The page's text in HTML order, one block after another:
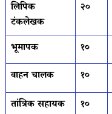
लिपिक
टंकलेखक
२०
भूमापक १०
वाहन चालक
१०
तांत्रिक सहायक
१०